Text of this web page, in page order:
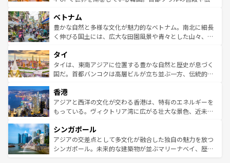
参照してほしい。
容にもいいと評判のスイーツなど、バラエティ豊かな料理
が味わえる。 なお、新着の台湾情報は コンテンツ一覧を参
照してほしい。
き、地方に足を延ばせば四季折々の自然美を楽しむことが
できる。そして、キムチや焼肉、絶品のストリートフード
まで、さまざまな韓国料理が待っている。夜には、韓国な
リティに包まれながら、韓国の多彩な魅力を心ゆくまで味
わってみてほしい。 なお、新着の韓国情報はコンテンツ一
覧を参照してほしい。
ベトナム
豊かな自然と多様な文化が魅力的なベトナム。南北に細長
く伸びる国土には、広大な田園風景や青々とした山々、世
急速な発展と共に伝統が息づく。ハノイの古い町並みやホ
ーチミン市のフランス統治時代の建物も、独特の雰囲気を
醸し出している。また、バラエティの豊かさとおいしさで
とつ。フォーやバインミー、ベトナムコーヒーなどは、ぜ
ひ現地で味わいたい。どの地域を訪れてもあたたかい人々
が旅行者を迎えてくれるので、きっと忘れられない旅にな
参照してほしい。
タイ
タイは、東南アジアに位置する豊かな自然と歴史が息づく
国だ。首都バンコクは高層ビルが立ち並ぶ一方、伝統的な
の活気が交差している。北部ではチェンマイなどの山岳地
帯で自然と触れ合い、南部ではプーケットやクラビの美し
いビーチでリゾート気分を楽しむことができる。タイ料理
激する。気候は一年中温暖で、どの季節にも異なる楽しみ
が待っている。親しみやすいタイの人々、仏教を中心とし
た文化、そして多様な観光資源が、訪れる旅人を魅了し続
香港
アジアと西洋の文化が交わる香港は、特有のエネルギーを
もっている。ヴィクトリア湾に広がる壮大な景色、近未来
み、どこを訪れても感動するはず。観光スポットが密集し
ており、効率よく見どころを回れるのも魅力。息をのむよ
うな絶景から文化的な体験まで、香港を存分に楽しみ尽く
シンガポール
アジアの交差点として多文化が融合した独自の魅力を放つ
シンガポール。未来的な建築物が並ぶマリーナベイ、歴史